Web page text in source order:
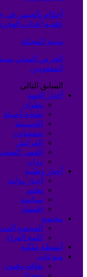
أحكام بالحبس في
خلفية أحداث
سبته المحتلة
الحرس المدني
المفقودين
السابق التالي
أخبار الجهة
تطوان
طنجة-أصيلة
الحسيمة
شفشاون
العرائش
القصر
وزان
أخبار وطنية
أخبار دولية
تعليم
سياسة
اقتصاد
مجتمع
المجتمع
كلمة القراء
أنشطة ملكية
منوعات
ثقافة وفنون
صحتك